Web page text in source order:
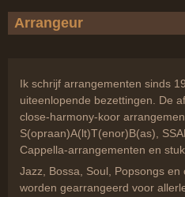
Arrangeur
Ik schrijf arrangementen sinds
uiteenlopende bezettingen. De
close-harmony-koor
S(opraan)A(lt)T(enor)B(as),
Cappella-arrangementen en
Jazz, Bossa, Soul, Popsongs
worden gearrangeerd voor